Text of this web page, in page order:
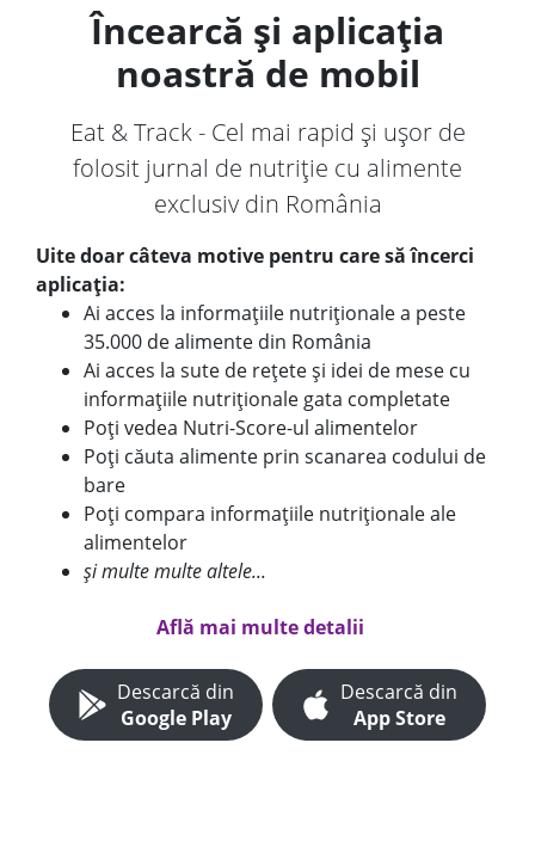
Încearcă și aplicația
noastră de mobil
Eat & Track - Cel mai rapid și ușor de
folosit jurnal de nutriție cu alimente
exclusiv din România
Uite doar câteva motive pentru care să încerci
aplicația:
Ai acces la informațiile nutriționale a peste
35.000 de alimente din România
Ai acces la sute de rețete și idei de mese cu
informațiile nutriționale gata completate
Poți vedea Nutri-Score-ul alimentelor
Poți căuta alimente prin scanarea codului de
bare
Poți compara informațiile nutriționale ale
alimentelor
și multe multe altele...
Află mai multe detalii
Descarcă din
Google Play
Descarcă din
App Store